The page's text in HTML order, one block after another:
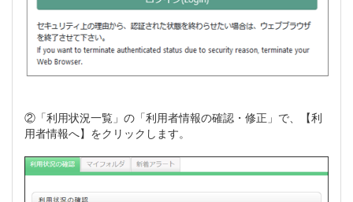
②「利用状況一覧」の「利用者情報の確認・修正」で、【利
用者情報へ】をクリックします。